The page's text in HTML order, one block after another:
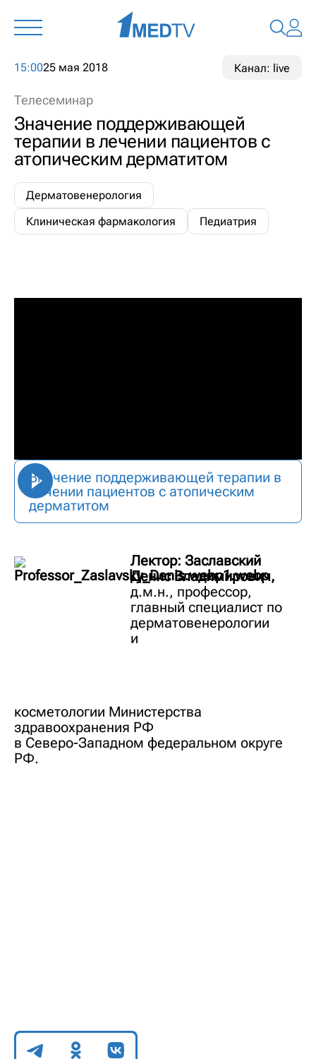
15:0025 мая 2018 Канал: live
Телесеминар
Значение поддерживающей
терапии в лечении пациентов с
атопическим дерматитом
Дерматовенерология
Клиническая фармакология
Педиатрия
Значение поддерживающей терапии в
лечении пациентов с атопическим
дерматитом
Лектор: Заславский
Денис Владимирович,
д.м.н., профессор,
главный специалист по
дерматовенерологии
и
косметологии Министерства
здравоохранения РФ
в Северо-Западном федеральном округе
РФ.
Поделиться